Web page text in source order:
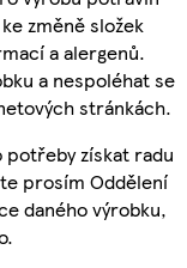
změně složek
a alergenů.
a nespoléhat se
stránkách.
potřeby získat radu
prosím Oddělení
daného výrobku,